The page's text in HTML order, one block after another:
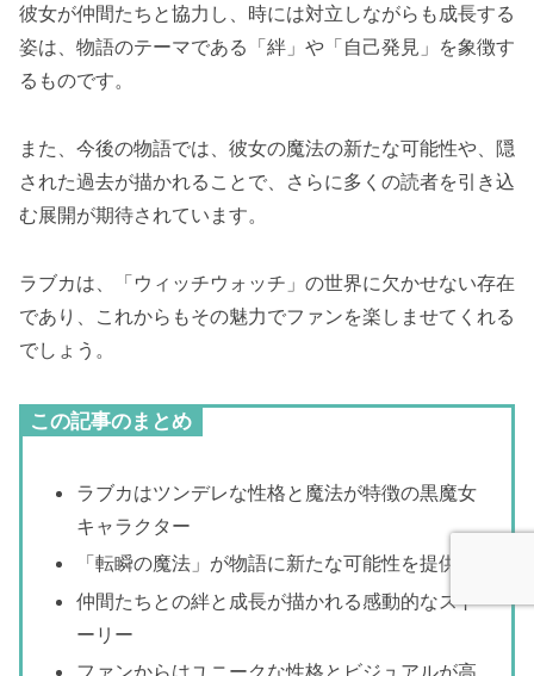
彼女が仲間たちと協力し、時には対立しながらも成長する
姿は、物語のテーマである「絆」や「自己発見」を象徴す
るものです。
また、今後の物語では、彼女の魔法の新たな可能性や、隠
された過去が描かれることで、さらに多くの読者を引き込
む展開が期待されています。
ラブカは、「ウィッチウォッチ」の世界に欠かせない存在
であり、これからもその魅力でファンを楽しませてくれる
でしょう。
この記事のまとめ
ラブカはツンデレな性格と魔法が特徴の黒魔女
キャラクター
「転瞬の魔法」が物語に新たな可能性を提供
仲間たちとの絆と成長が描かれる感動的なスト
ーリー
ファンからはユニークな性格とビジュアルが高